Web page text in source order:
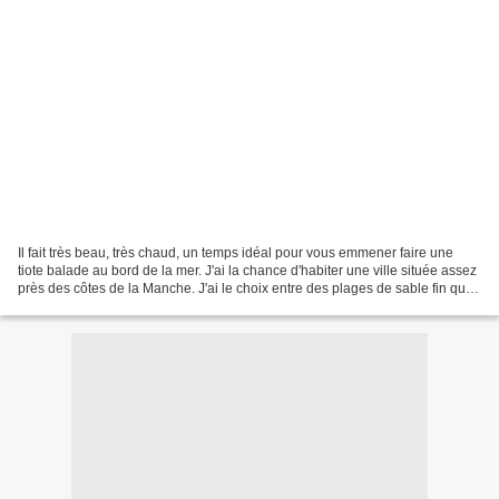
Il fait très beau, très chaud, un temps idéal pour vous emmener faire une
tiote balade au bord de la mer. J'ai la chance d'habiter une ville située assez
près des côtes de la Manche. J'ai le choix entre des plages de sable fin qui